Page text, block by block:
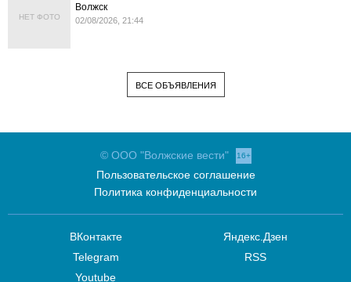
НЕТ ФОТО
Волжск
02/08/2026, 21:44
ВСЕ ОБЪЯВЛЕНИЯ
© ООО "Волжские вести" 16+
Пользовательское соглашение
Политика конфиденциальности
ВКонтакте
Telegram
Youtube
Яндекс.Дзен
RSS